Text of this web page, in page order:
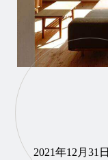
2021年12月31日